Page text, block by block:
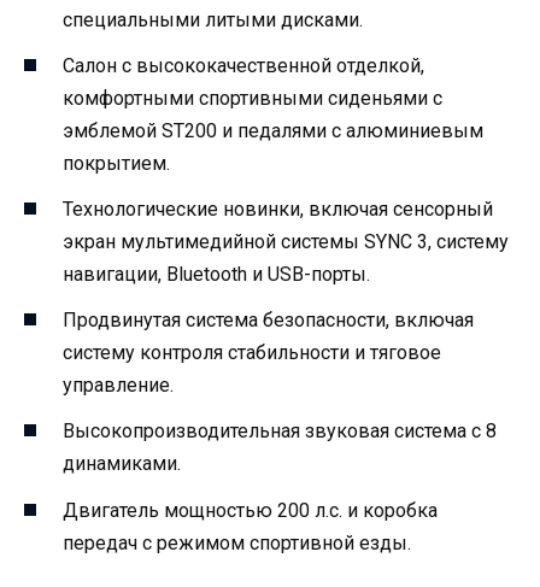
специальными литыми дисками.
Салон с высококачественной отделкой,
комфортными спортивными сиденьями с
эмблемой ST200 и педалями с алюминиевым
покрытием.
Технологические новинки, включая сенсорный
экран мультимедийной системы SYNC 3, систему
навигации, Bluetooth и USB-порты.
Продвинутая система безопасности, включая
систему контроля стабильности и тяговое
управление.
Высокопроизводительная звуковая система с 8
динамиками.
Двигатель мощностью 200 л.с. и коробка
передач с режимом спортивной езды.